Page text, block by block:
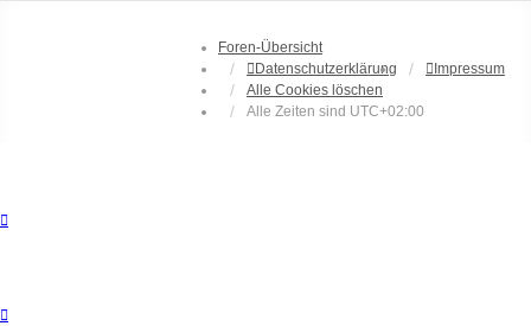
Foren-Übersicht
Datenschutzerklärung
Impressum
Alle Cookies löschen
Alle Zeiten sind UTC+02:00